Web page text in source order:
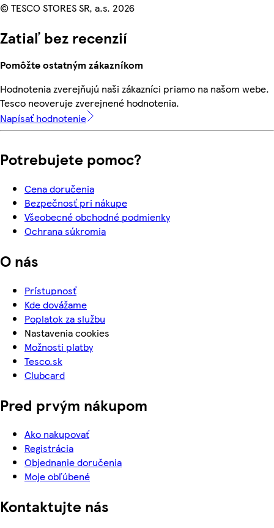
© TESCO STORES SR, a.s. 2026
Zatiaľ bez recenzií
Pomôžte ostatným zákazníkom
Hodnotenia zverejňujú naši zákazníci priamo na našom webe.
Tesco neoveruje zverejnené hodnotenia.
Napísať hodnotenie
Potrebujete pomoc?
Cena doručenia
Bezpečnosť pri nákupe
Všeobecné obchodné podmienky
Ochrana súkromia
O nás
Prístupnosť
Kde dovážame
Poplatok za službu
Nastavenia cookies
Možnosti platby
Tesco.sk
Clubcard
Pred prvým nákupom
Ako nakupovať
Registrácia
Objednanie doručenia
Moje obľúbené
Kontaktujte nás